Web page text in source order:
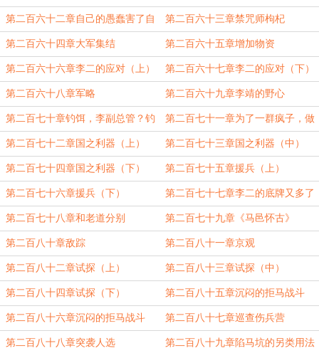
第二百六十二章自己的愚蠢害了自
己
第二百六十三章禁咒师枸杞
第二百六十四章大军集结 第二百六十五章增加物资
第二百六十六章李二的应对（上） 第二百六十七章李二的应对（下）
第二百六十八章军略 第二百六十九章李靖的野心
第二百七十章钓饵，李副总管？钓
饵，李总管！
第二百七十一章为了一群疯子，做
出一个决定
第二百七十二章国之利器（上） 第二百七十三章国之利器（中）
第二百七十四章国之利器（下） 第二百七十五章援兵（上）
第二百七十六章援兵（下） 第二百七十七章李二的底牌又多了
一张
第二百七十八章和老道分别 第二百七十九章《马邑怀古》
第二百八十章敌踪 第二百八十一章京观
第二百八十二章试探（上） 第二百八十三章试探（中）
第二百八十四章试探（下） 第二百八十五章沉闷的拒马战斗
（上）
第二百八十六章沉闷的拒马战斗
（下）
第二百八十七章巡查伤兵营
第二百八十八章突袭人选 第二百八十九章陷马坑的另类用法